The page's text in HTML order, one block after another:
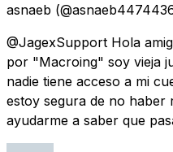
asnaeb
@JagexSupport Hola
por "Macroing" soy vieja
nadie tiene acceso a mi
estoy segura de no haber
ayudarme a saber que